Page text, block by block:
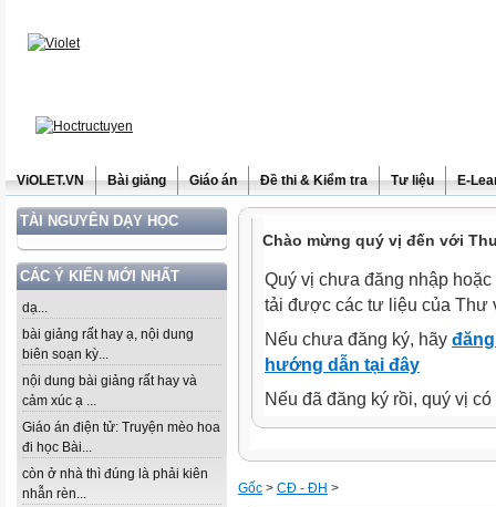
ViOLET.VN Bài giảng Giáo án Đề thi & Kiểm tra Tư liệu E-
TÀI NGUYÊN DẠY HỌC
CÁC Ý KIẾN MỚI NHẤT
dạ...
bài giảng rất hay ạ, nội dung
biên soạn kỳ...
nội dung bài giảng rất hay và
cảm xúc ạ ...
Giáo án điện tử: Truyện mèo hoa
đi học Bài...
còn ở nhà thì đúng là phải kiên
nhẫn rèn...
Chào mừng quý vị đến với
Quý vị chưa đăng nhập
tải được các tư liệu của Thư
Nếu chưa đăng ký, hãy
hướng dẫn tại đây
Nếu đã đăng ký rồi, quý vị
Gốc > CĐ - ĐH >